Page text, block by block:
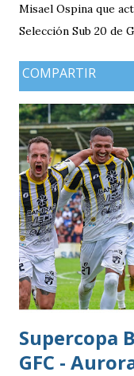
Misael Ospina que
Selección Sub 20 de
Cruz Azul de
vivía en Estados
filial del Cruz Azul
destacar en una gira
y fecha de
1996 Posición:
Estatura: 1.75
División de México
via.
COMPARTIR
Supercopa
GFC -